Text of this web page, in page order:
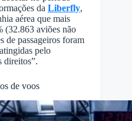
da Liberfly,
aérea que mais
(32.863 aviões não
de passageiros foram
pelo
direitos”.
de voos